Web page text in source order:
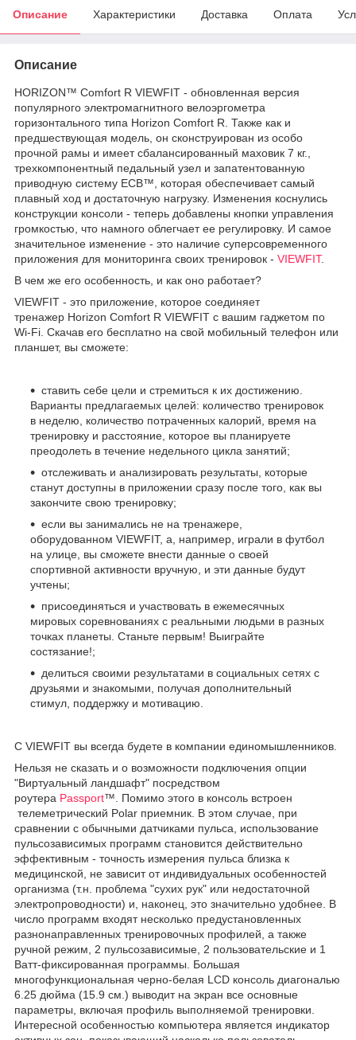
Описание Характеристики Доставка Оплата
Описание
HORIZON™ Comfort R VIEWFIT - обновленная версия
популярного электромагнитного велоэргометра
горизонтального типа Horizon Comfort R. Также как и
предшествующая модель, он сконструирован из особо
прочной рамы и имеет сбалансированный маховик 7 кг.,
трехкомпонентный педальный узел и запатентованную
приводную систему ECB™, которая обеспечивает самый
плавный ход и достаточную нагрузку. Изменения коснулись
конструкции консоли - теперь добавлены кнопки управления
громкостью, что намного облегчает ее регулировку. И самое
значительное изменение - это наличие суперсовременного
приложения для мониторинга своих тренировок - VIEWFIT.
В чем же его особенность, и как оно работает?
VIEWFIT - это приложение, которое соединяет
тренажер Horizon Comfort R VIEWFIT с вашим гаджетом по
Wi-Fi. Скачав его бесплатно на свой мобильный телефон или
планшет, вы сможете:
ставить себе цели и стремиться к их достижению.
Варианты предлагаемых целей: количество тренировок
в неделю, количество потраченных калорий, время на
тренировку и расстояние, которое вы планируете
преодолеть в течение недельного цикла занятий;
отслеживать и анализировать результаты, которые
станут доступны в приложении сразу после того, как вы
закончите свою тренировку;
если вы занимались не на тренажере,
оборудованном VIEWFIT, а, например, играли в футбол
на улице, вы сможете внести данные о своей
спортивной активности вручную, и эти данные будут
учтены;
присоединяться и участвовать в ежемесячных
мировых соревнованиях с реальными людьми в разных
точках планеты. Станьте первым! Выиграйте
состязание!;
делиться своими результатами в социальных сетях с
друзьями и знакомыми, получая дополнительный
стимул, поддержку и мотивацию.
С VIEWFIT вы всегда будете в компании единомышленников.
Нельзя не сказать и о возможности подключения опции
"Виртуальный ландшафт" посредством
роутера Passport™. Помимо этого в консоль встроен
телеметрический Polar приемник. В этом случае, при
сравнении с обычными датчиками пульса, использование
пульсозависимых программ становится действительно
эффективным - точность измерения пульса близка к
медицинской, не зависит от индивидуальных особенностей
организма (т.н. проблема "сухих рук" или недостаточной
электропроводности) и, наконец, это значительно удобнее. В
число программ входят несколько предустановленных
разнонаправленных тренировочных профилей, а также
ручной режим, 2 пульсозависимые, 2 пользовательские и 1
Ватт-фиксированная программы. Большая
многофункциональная черно-белая LCD консоль диагональю
6.25 дюйма (15.9 см.) выводит на экран все основные
параметры, включая профиль выполняемой тренировки.
Интересной особенностью компьютера является индикатор